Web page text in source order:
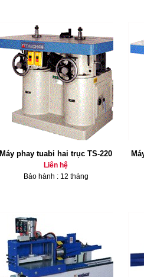
Máy phay tuabi hai trục TS-220
Liên hệ
Bảo hành : 12 tháng